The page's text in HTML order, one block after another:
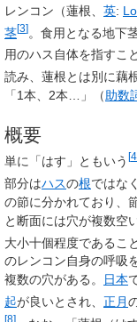
レンコン （蓮根 英:
茎[3]。食用となる地下
用のハス自体を指すこ
読み、蓮根とは別に藕
「1本、2本…」（助数
概要
単に「はす」ともいう [4
部分はハスの根ではな
の節に分かれており、
と断面には穴が複数空
大小十個程度であるこ
のレンコン自身の呼吸
複数の穴がある。
日本
起が良いとされ、 正月
[8]